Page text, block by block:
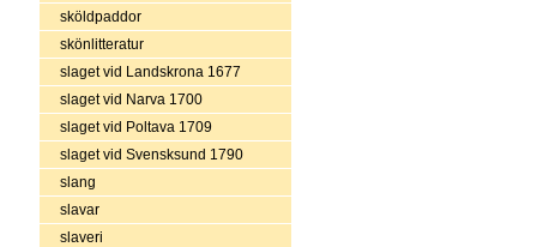
sköldpaddor
skönlitteratur
slaget vid Landskrona 1677
slaget vid Narva 1700
slaget vid Poltava 1709
slaget vid Svensksund 1790
slang
slavar
slaveri